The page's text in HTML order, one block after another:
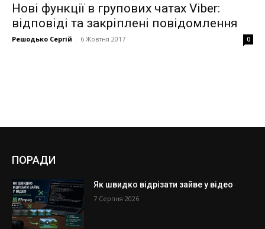
Нові функції в групових чатах Viber:
відповіді та закріплені повідомлення
Решодько Сергій - 6 Жовтня 2017 0
ПОРАДИ
Як швидко відрізати зайве у відео
7 Серпня 2026